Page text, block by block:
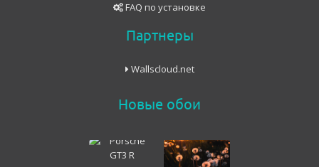
FAQ по установке
Партнеры
Wallscloud.net
Новые обои